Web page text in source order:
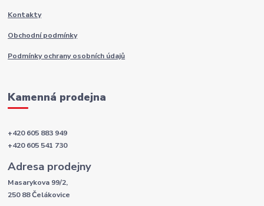
Kontakty
Obchodní podmínky
Podmínky ochrany osobních údajů
Kamenná prodejna
+420 605 883 949
+420 605 541 730
Adresa prodejny
Masarykova 99/2,
250 88 Čelákovice